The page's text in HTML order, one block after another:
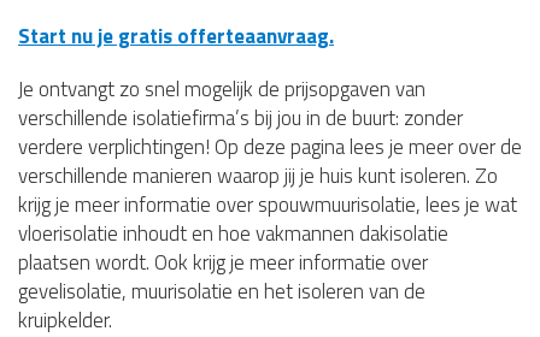
Start nu je gratis offerteaanvraag.
Je ontvangt zo snel mogelijk de prijsopgaven van
verschillende isolatiefirma’s bij jou in de buurt: zonder
verdere verplichtingen! Op deze pagina lees je meer over de
verschillende manieren waarop jij je huis kunt isoleren. Zo
krijg je meer informatie over spouwmuurisolatie, lees je wat
vloerisolatie inhoudt en hoe vakmannen dakisolatie
plaatsen wordt. Ook krijg je meer informatie over
gevelisolatie, muurisolatie en het isoleren van de
kruipkelder.